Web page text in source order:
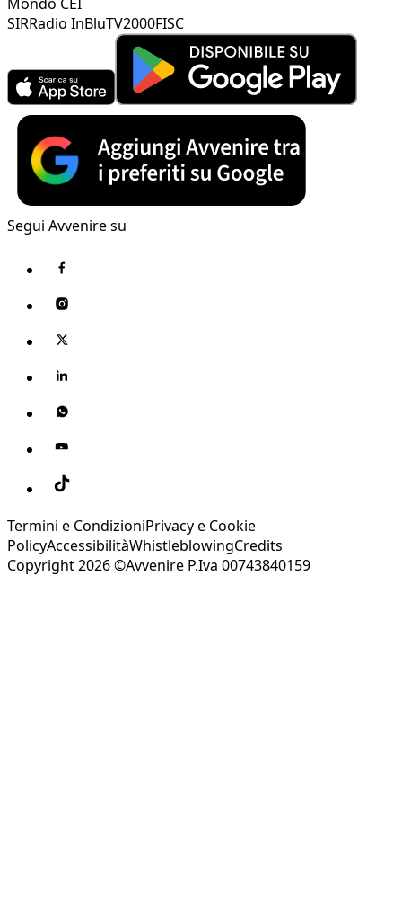
SIRRadio InBluTV2000FISC
Segui Avvenire su
Termini e CondizioniPrivacy e Cookie
PolicyAccessibilitàWhistleblowingCredits
Copyright 2026 ©Avvenire P.Iva 00743840159